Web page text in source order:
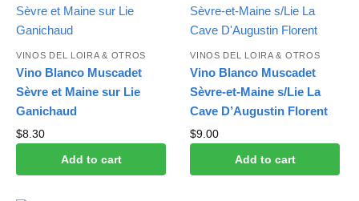
VINOS DEL LOIRA & OTROS
Vino Blanco Muscadet
Sèvre et Maine sur Lie
Ganichaud
$8.30
Add to cart
VINOS DEL LOIRA & OTROS
Vino Blanco Muscadet
Sèvre-et-Maine s/Lie La
Cave D’Augustin Florent
$9.00
Add to cart